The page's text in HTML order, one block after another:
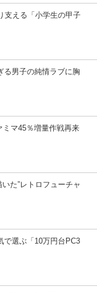
支える「小学生の甲子
る男子の純情ラブに胸
マ45％増量作戦再来
た”レトロフューチャ
で選ぶ「10万円台PC3